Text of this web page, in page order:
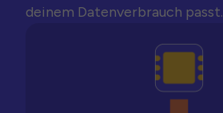
deinem Datenverbrauch passt.